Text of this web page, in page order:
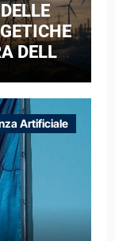
DELLA
DELLA
Artificiale